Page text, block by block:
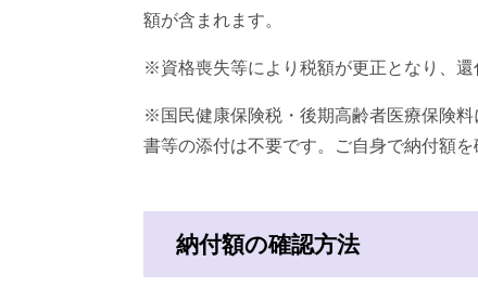
額が含まれます。
※資格喪失等により税額が更正となり、還
※国民健康保険税・後期高齢者医療保険
書等の添付は不要です。ご自身で納付額
納付額の確認方法